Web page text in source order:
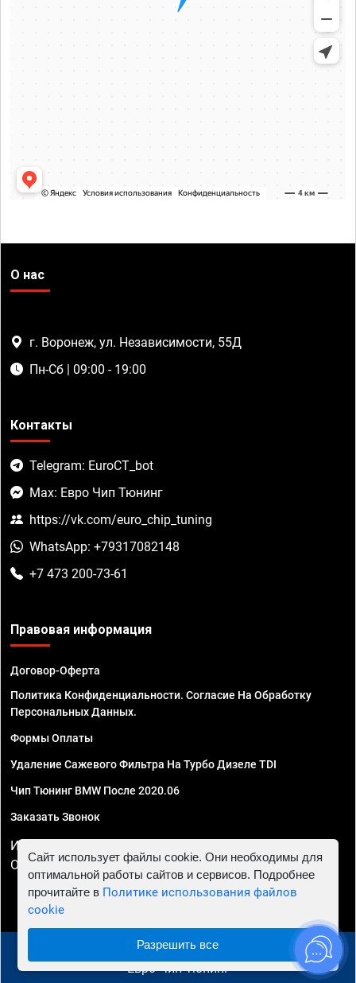
О нас
г. Воронеж, ул. Независимости, 55Д
Пн-Сб | 09:00 - 19:00
Контакты
Telegram: EuroCT_bot
Max: Евро Чип Тюнинг
https://vk.com/euro_chip_tuning
WhatsApp: +79317082148
+7 473 200-73-61
Правовая информация
Договор-Оферта
Политика Конфиденциальности. Согласие На Обработку
Персональных Данных.
Формы Оплаты
Удаление Сажевого Фильтра На Турбо Дизеле TDI
Чип Тюнинг BMW После 2020.06
Заказать Звонок
ИП Смирнов Георгий Павлович. ИНН 781302555843,
ОГРНИП 324470400032610
© 2010 - 2026 Чип тюнинг в Воронеже - Автосервис
"Евро Чип Тюнинг"
Сайт использует файлы cookie. Они необходимы для
оптимальной работы сайтов и сервисов. Подробнее
прочитайте в Политике использования файлов
cookie
Разрешить все